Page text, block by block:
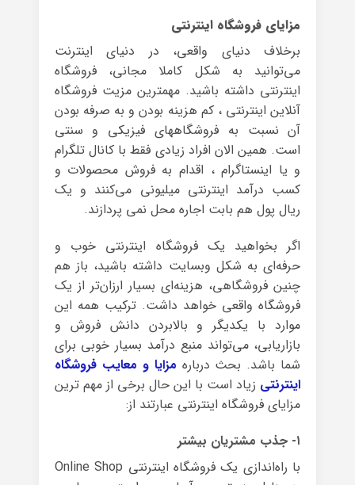
مزایای فروشگاه اینترنتی
برخلاف دنیای واقعی، در دنیای اینترنت
می‌توانید به شکل کاملا مجانی، فروشگاه
اینترنتی داشته باشید. مهمترین مزیت فروشگاه
آنلاین اینترنتی ، کم هزینه بودن و به صرفه بودن
آن نسبت به فروشگاههای فیزیکی و سنتی
است. همین الان افراد زیادی فقط با کانال تلگرام
و یا اینستاگرام ، اقدام به فروش محصولات و
کسب درآمد اینترنتی میلیونی می‌کنند و یک
ریال پول هم بابت اجاره محل نمی پردازند.
اگر بخواهید یک فروشگاه اینترنتی خوب و
حرفه‌ای به شکل وبسایت داشته باشید، باز هم
چنین فروشگاهی، هزینه‌ای بسیار ارزان‌تر از یک
فروشگاه واقعی خواهد داشت. ترکیب همه این
موارد با یکدیگر و بالابردن دانش فروش و
بازاریابی، می‌تواند منبع درآمد بسیار خوبی برای
شما باشد. بحث درباره مزایا و معایب فروشگاه
اینترنتی زیاد است با این حال برخی از مهم ترین
مزایای فروشگاه اینترنتی عبارتند از:
۱- جذب مشتریان بیشتر
با راه‌اندازی یک فروشگاه اینترنتی Online Shop